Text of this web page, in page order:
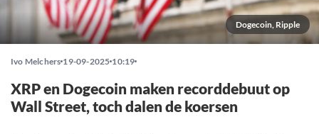
Dogecoin, Ripple
Ivo Melchers 19-09-2025 10:19
XRP en Dogecoin maken recorddebuut op
Wall Street, toch dalen de koersen